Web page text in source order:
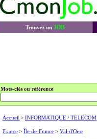
Trouvez un JOB
Mots-clés ou référence
Accueil > INFORMATIQUE / TELECOM
France > Île-de-France > Val-d'Oise